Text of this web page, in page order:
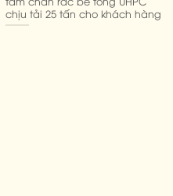
chịu tải 25 tấn cho khách hàng